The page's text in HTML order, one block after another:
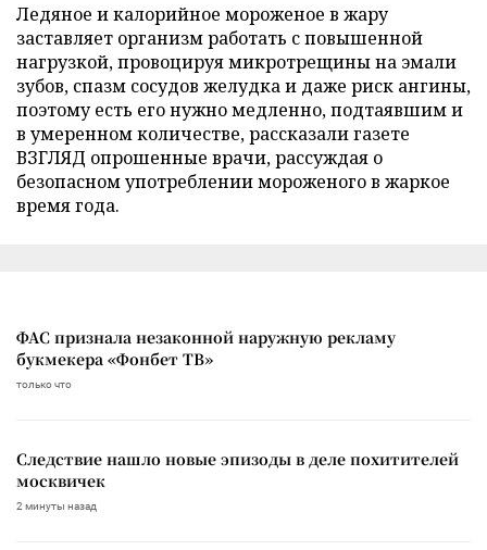
Ледяное и калорийное мороженое в жару
заставляет организм работать с повышенной
нагрузкой, провоцируя микротрещины на эмали
зубов, спазм сосудов желудка и даже риск ангины,
поэтому есть его нужно медленно, подтаявшим и
в умеренном количестве, рассказали газете
ВЗГЛЯД опрошенные врачи, рассуждая о
безопасном употреблении мороженого в жаркое
время года.
ФАС признала незаконной наружную рекламу
букмекера «Фонбет ТВ»
только что
Следствие нашло новые эпизоды в деле похитителей
москвичек
2 минуты назад